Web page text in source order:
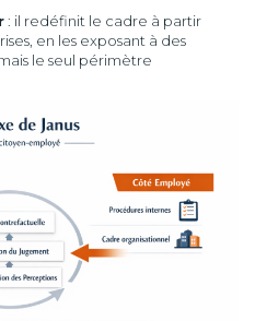
: il redéfinit le cadre à partir
en les exposant à des
le seul périmètre